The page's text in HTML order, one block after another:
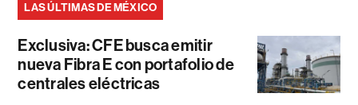
LAS ÚLTIMAS DE MÉXICO
Exclusiva: CFE busca emitir
nueva Fibra E con portafolio de
centrales eléctricas